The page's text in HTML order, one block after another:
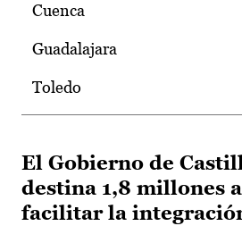
Cuenca
Guadalajara
Toledo
El Gobierno de
destina 1,8 millones
facilitar la